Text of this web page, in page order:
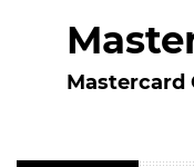
Mastercard